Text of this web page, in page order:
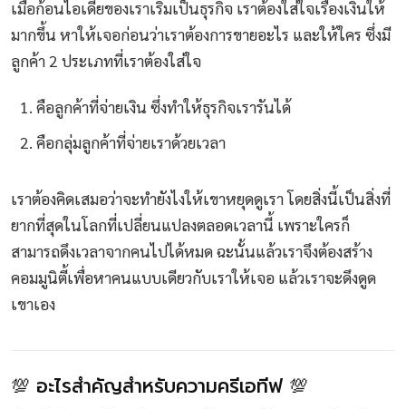
เมื่อก้อนไอเดียของเราเริ่มเป็นธุรกิจ เราต้องใส่ใจเรื่องเงินให้
มากขึ้น หาให้เจอก่อนว่าเราต้องการขายอะไร และให้ใคร ซึ่งมี
ลูกค้า 2 ประเภทที่เราต้องใส่ใจ
คือลูกค้าที่จ่ายเงิน ซึ่งทำให้ธุรกิจเรารันได้
คือกลุ่มลูกค้าที่จ่ายเราด้วยเวลา
เราต้องคิดเสมอว่าจะทำยังไงให้เขาหยุดดูเรา โดยสิ่งนี้เป็นสิ่งที่
ยากที่สุดในโลกที่เปลี่ยนแปลงตลอดเวลานี้ เพราะใครก็
สามารถดึงเวลาจากคนไปได้หมด ฉะนั้นแล้วเราจึงต้องสร้าง
คอมมูนิตี้เพื่อหาคนแบบเดียวกับเราให้เจอ แล้วเราจะดึงดูด
เขาเอง
💯 อะไรสำคัญสำหรับความครีเอทีฟ 💯